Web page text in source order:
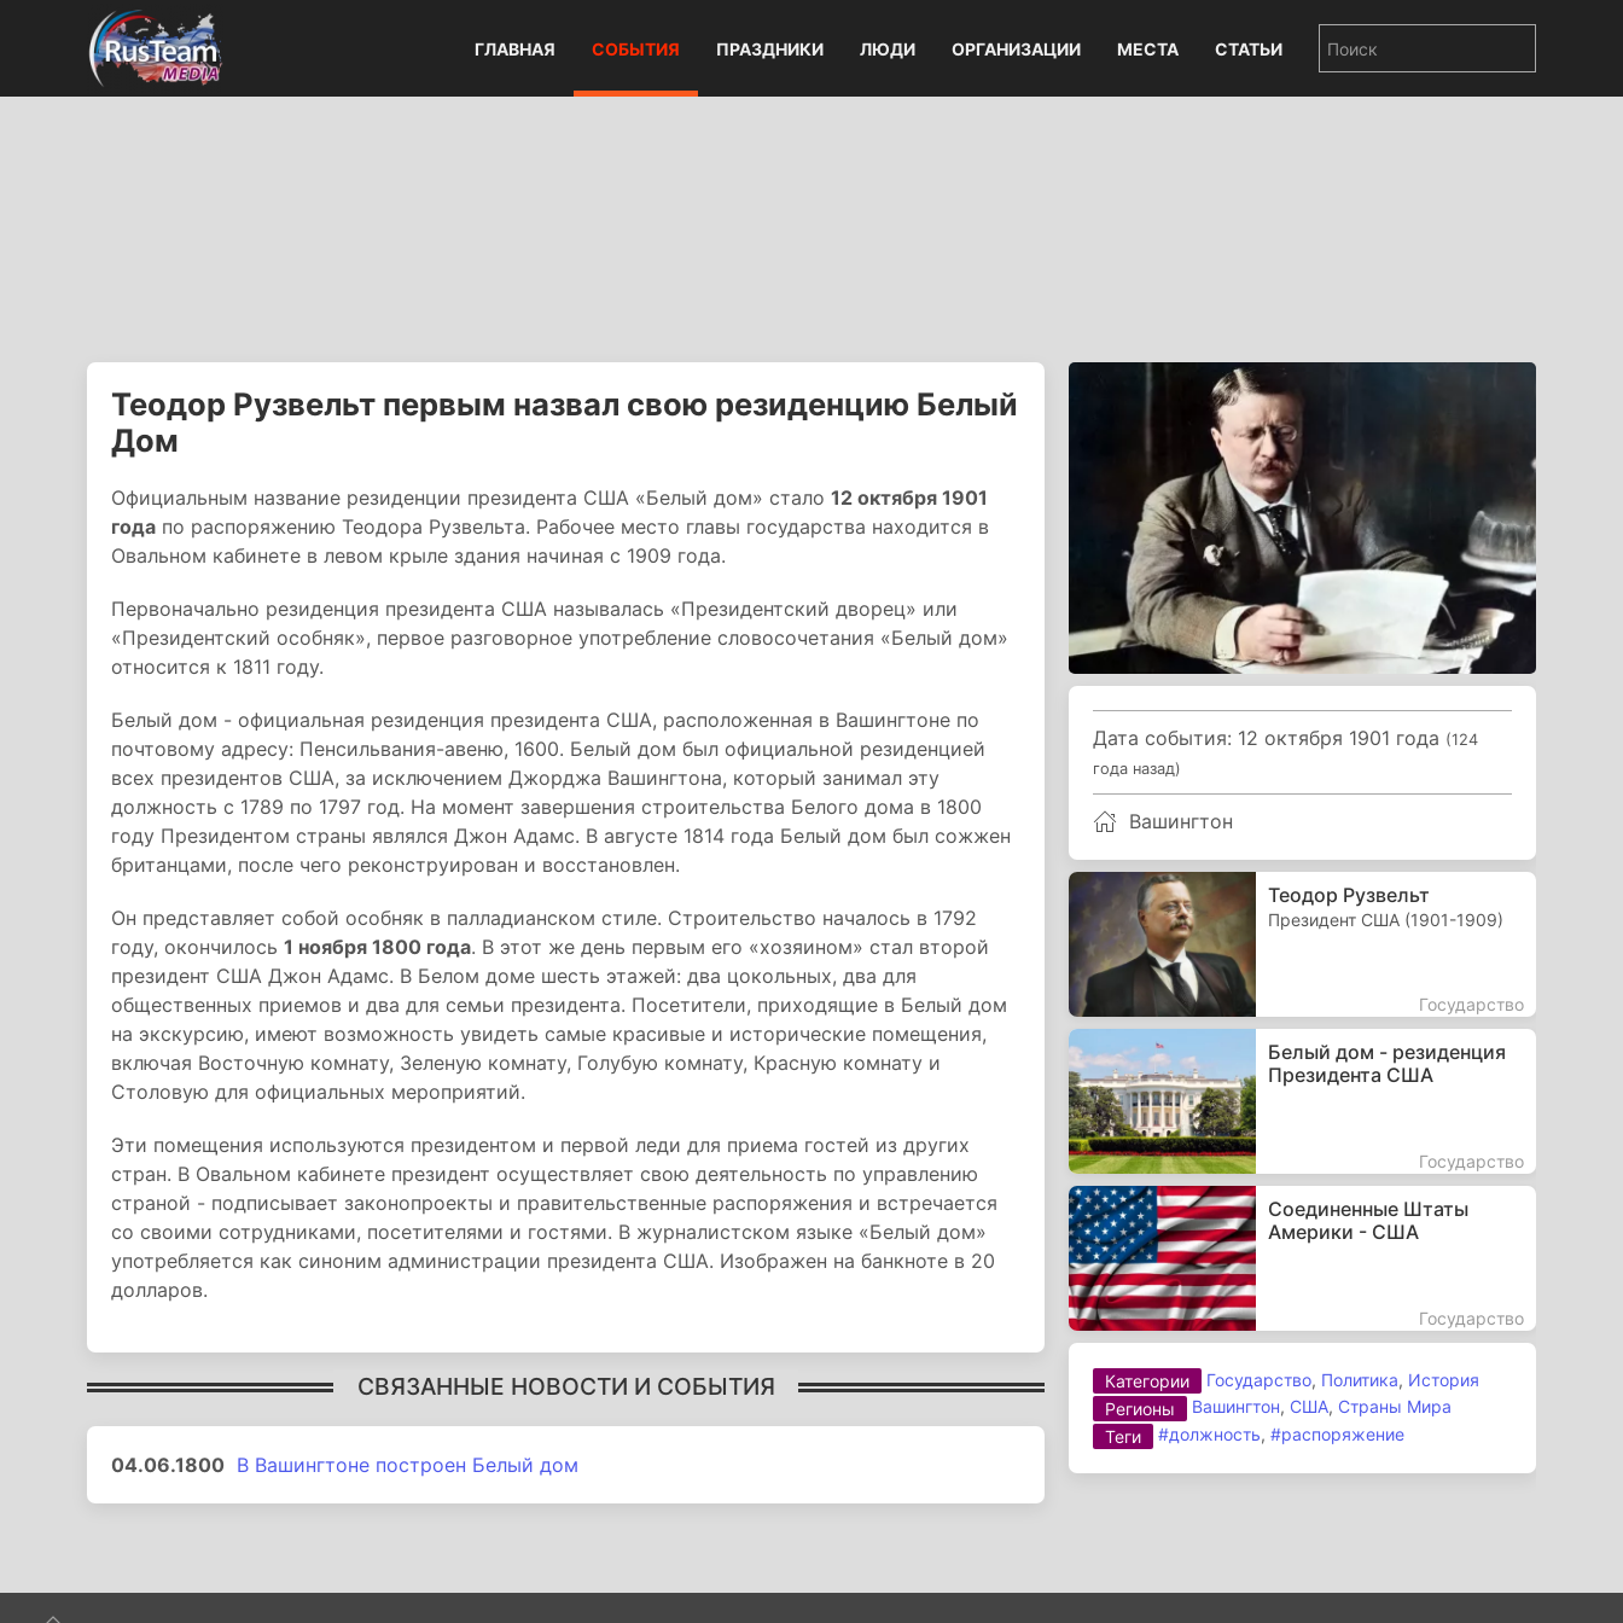
ГЛАВНАЯ СОБЫТИЯ ПРАЗДНИКИ ЛЮДИ ОРГАНИЗАЦИИ МЕСТА СТАТЬИ
Теодор Рузвельт первым назвал свою резиденцию Белый
Дом
Официальным название резиденции президента США «Белый дом» стало 12 октября 1901
года по распоряжению Теодора Рузвельта. Рабочее место главы государства находится в
Овальном кабинете в левом крыле здания начиная с 1909 года.
Первоначально резиденция президента США называлась «Президентский дворец» или
«Президентский особняк», первое разговорное употребление словосочетания «Белый дом»
относится к 1811 году.
Белый дом - официальная резиденция президента США, расположенная в Вашингтоне по
почтовому адресу: Пенсильвания-авеню, 1600. Белый дом был официальной резиденцией
всех президентов США, за исключением Джорджа Вашингтона, который занимал эту
должность с 1789 по 1797 год. На момент завершения строительства Белого дома в 1800
году Президентом страны являлся Джон Адамс. В августе 1814 года Белый дом был сожжен
британцами, после чего реконструирован и восстановлен.
Он представляет собой особняк в палладианском стиле. Строительство началось в 1792
году, окончилось 1 ноября 1800 года. В этот же день первым его «хозяином» стал второй
президент США Джон Адамс. В Белом доме шесть этажей: два цокольных, два для
общественных приемов и два для семьи президента. Посетители, приходящие в Белый дом
на экскурсию, имеют возможность увидеть самые красивые и исторические помещения,
включая Восточную комнату, Зеленую комнату, Голубую комнату, Красную комнату и
Столовую для официальных мероприятий.
Эти помещения используются президентом и первой леди для приема гостей из других
стран. В Овальном кабинете президент осуществляет свою деятельность по управлению
страной - подписывает законопроекты и правительственные распоряжения и встречается
со своими сотрудниками, посетителями и гостями. В журналистском языке «Белый дом»
употребляется как синоним администрации президента США. Изображен на банкноте в 20
долларов.
СВЯЗАННЫЕ НОВОСТИ И СОБЫТИЯ
04.06.1800 В Вашингтоне построен Белый дом
Дата события: 12 октября 1901 года (124
года назад)
Вашингтон
Теодор Рузвельт
Президент США (1901-1909)
Государство
Белый дом - резиденция
Президента США
Государство
Соединенные Штаты
Америки - США
Государство
Категории Государство, Политика, История
Регионы
Вашингтон, США, Страны Мира
Теги
#должность,#распоряжение